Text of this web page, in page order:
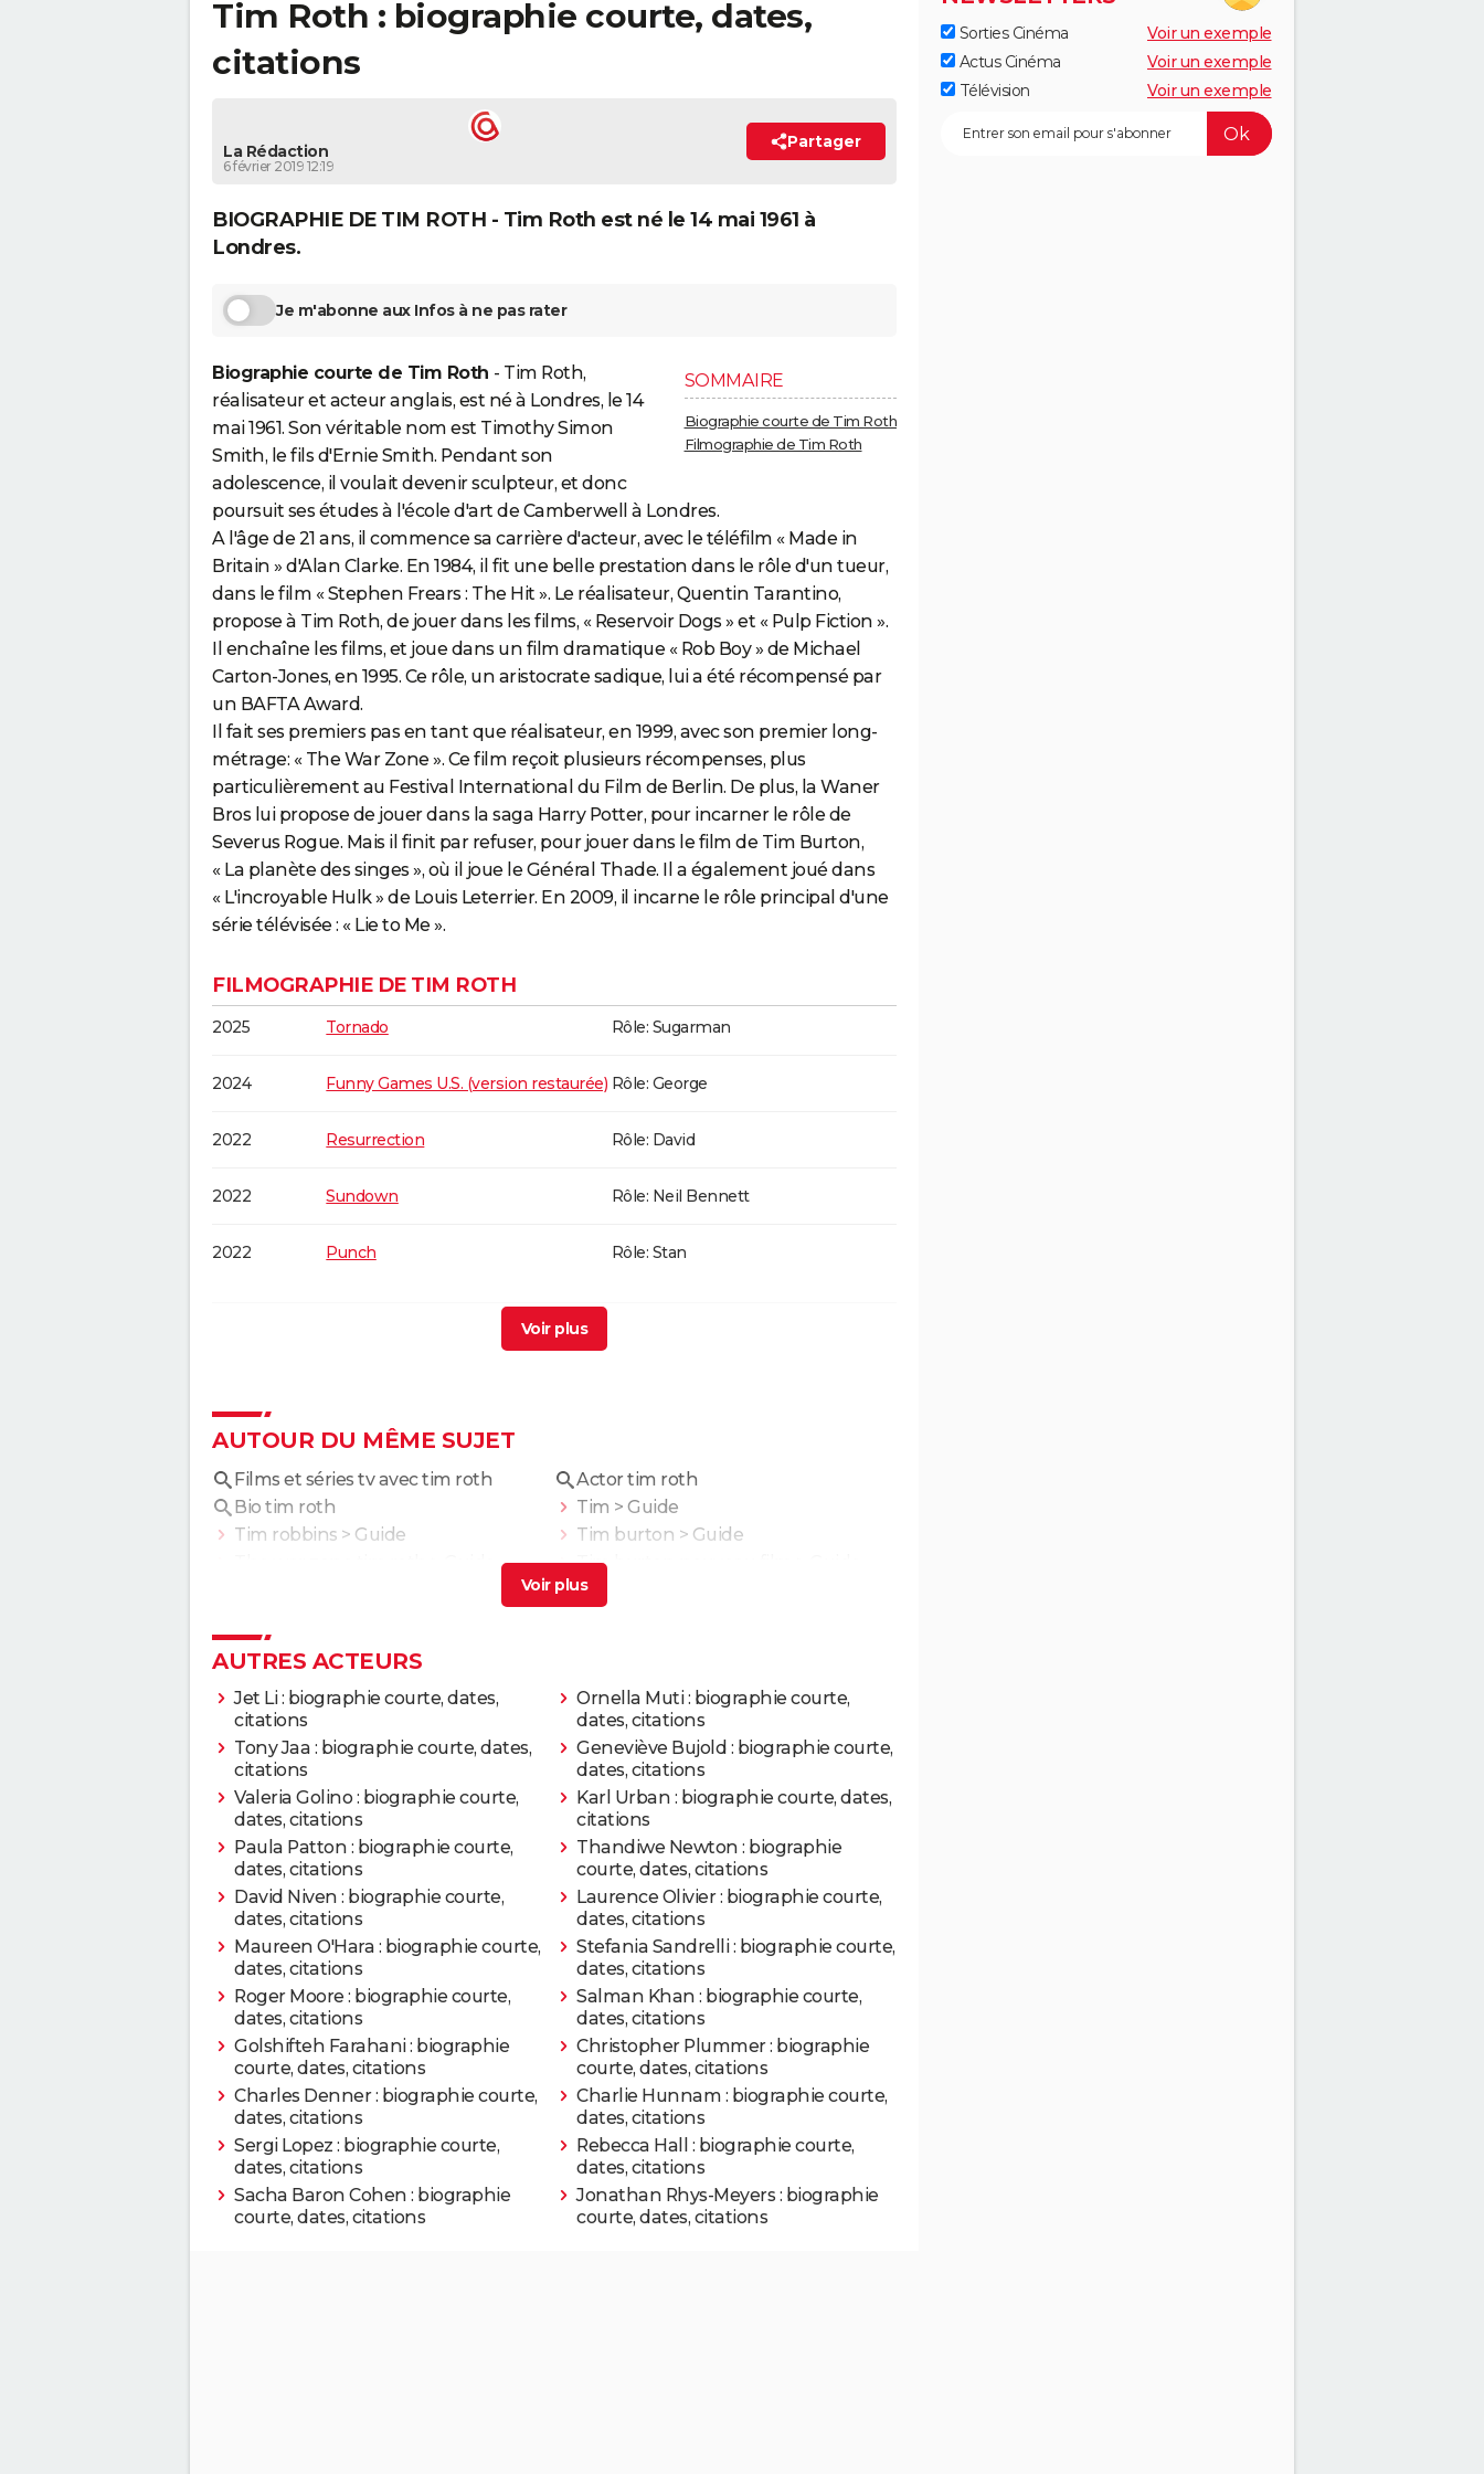
Tim Roth : biographie courte, dates,
citations
La Rédaction
6 février 2019 12:19
Partager
BIOGRAPHIE DE TIM ROTH - Tim Roth est né le 14 mai 1961 à
Londres.
Je m'abonne aux Infos à ne pas rater
SOMMAIRE
Biographie courte de Tim Roth
Filmographie de Tim Roth
Biographie courte de Tim Roth - Tim Roth,
réalisateur et acteur anglais, est né à Londres, le 14
mai 1961. Son véritable nom est Timothy Simon
Smith, le fils d'Ernie Smith. Pendant son
adolescence, il voulait devenir sculpteur, et donc
poursuit ses études à l'école d'art de Camberwell à Londres.
A l'âge de 21 ans, il commence sa carrière d'acteur, avec le téléfilm « Made in
Britain » d'Alan Clarke. En 1984, il fit une belle prestation dans le rôle d'un tueur,
dans le film « Stephen Frears : The Hit ». Le réalisateur, Quentin Tarantino,
propose à Tim Roth, de jouer dans les films, « Reservoir Dogs » et « Pulp Fiction ».
Il enchaîne les films, et joue dans un film dramatique « Rob Boy » de Michael
Carton-Jones, en 1995. Ce rôle, un aristocrate sadique, lui a été récompensé par
un BAFTA Award.
Il fait ses premiers pas en tant que réalisateur, en 1999, avec son premier long-
métrage: « The War Zone ». Ce film reçoit plusieurs récompenses, plus
particulièrement au Festival International du Film de Berlin. De plus, la Waner
Bros lui propose de jouer dans la saga Harry Potter, pour incarner le rôle de
Severus Rogue. Mais il finit par refuser, pour jouer dans le film de Tim Burton,
« La planète des singes », où il joue le Général Thade. Il a également joué dans
« L'incroyable Hulk » de Louis Leterrier. En 2009, il incarne le rôle principal d'une
série télévisée : « Lie to Me ».
FILMOGRAPHIE DE TIM ROTH
2025 Tornado Rôle: Sugarman
2024 Funny Games U.S. (version restaurée) Rôle: George
2022 Resurrection Rôle: David
2022 Sundown Rôle: Neil Bennett
2022 Punch Rôle: Stan
Shang Chi et la légende des dix
2019
2018 The Con Is On Rôle: Peter
2016 Les Huit Salopards Rôle: Inconnu
2015
2015 Cronic Rôle: David
2014 Grace de Monaco Rôle: le prince Rainier
2012 Broken Rôle: Archie
2012 Möbius Rôle: Rotovski
2012 Arbitrage Rôle: Michael Bryer
2009 Silver City
2008 L'Incroyable Hulk Rôle: Emil Blonsky
2008 Medieval Pie : Territoires vierges
2007 L'Homme sans âge Rôle: Dominic Matei
2007 Funny Games U.S.
AUTOUR DU MÊME SUJET
Films et séries tv avec tim roth
Actor tim roth
Bio tim roth
Tim > Guide
Tim robbins > Guide Tim burton > Guide
Tim burton nouveau film
AUTRES ACTEURS
Jet Li : biographie courte, dates,
citations
Ornella Muti : biographie courte,
dates, citations
Tony Jaa : biographie courte, dates,
citations
Geneviève Bujold : biographie courte,
dates, citations
Valeria Golino : biographie courte,
dates, citations
Karl Urban : biographie courte, dates,
citations
Paula Patton : biographie courte,
dates, citations
Thandiwe Newton : biographie
courte, dates, citations
David Niven : biographie courte,
dates, citations
Laurence Olivier : biographie courte,
dates, citations
Maureen O'Hara : biographie courte,
dates, citations
Stefania Sandrelli : biographie courte,
dates, citations
Roger Moore : biographie courte,
dates, citations
Salman Khan : biographie courte,
dates, citations
Golshifteh Farahani : biographie
courte, dates, citations
Christopher Plummer : biographie
courte, dates, citations
Charles Denner : biographie courte,
dates, citations
Charlie Hunnam : biographie courte,
dates, citations
Sergi Lopez : biographie courte,
dates, citations
Rebecca Hall : biographie courte,
dates, citations
Sacha Baron Cohen : biographie
courte, dates, citations
Jonathan Rhys-Meyers : biographie
courte, dates, citations
Sorties Cinéma
Voir un exemple
Actus Cinéma
Voir un exemple
Télévision
Voir un exemple